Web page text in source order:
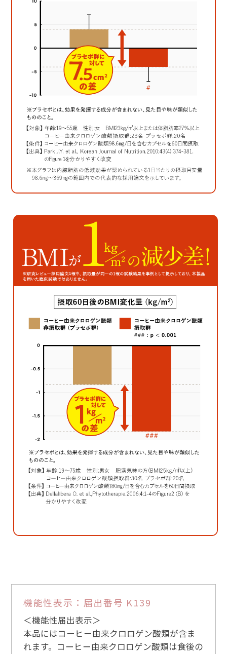
機能性表示：届出番号 K139
＜機能性届出表示＞
本品にはコーヒー由来クロロゲン酸類が含ま
れます。コーヒー由来クロロゲン酸類は食後の